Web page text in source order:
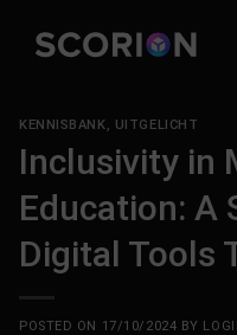
KENNISBANK, UITGELICHT
Inclusivity in
Education: A
Digital Tools
POSTED ON 17/10/2024 BY